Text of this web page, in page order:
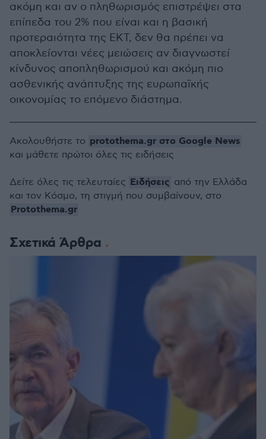
ακόμη και αν ο πληθωρισμός επιστρέψει στα
επίπεδα του 2% που είναι και η βασική
προτεραιότητα της ΕΚΤ, δεν θα πρέπει να
αποκλείονται νέες μειώσεις αν διαγνωστεί
κίνδυνος αποπληθωρισμού και ακόμη πιο
ασθενικής ανάπτυξης της ευρωπαϊκής
οικονομίας το επόμενο διάστημα.
Σχετικά Άρθρα
Ακολουθήστε το protothema.gr στο Google News
και μάθετε πρώτοι όλες τις ειδήσεις
Δείτε όλες τις τελευταίες Ειδήσεις από την Ελλάδα
και τον Κόσμο, τη στιγμή που συμβαίνουν, στο
Protothema.gr